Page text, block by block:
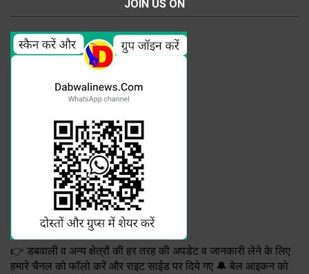
JOIN US ON
👉 डबवाली व अन्य क्षेत्रों की हर तरह की अपडेट व जानकारी लेने के लिए
हमारे चैनल को फॉलो करें और राइट साईड पर दिये गए 🔔 बेल आइकन को